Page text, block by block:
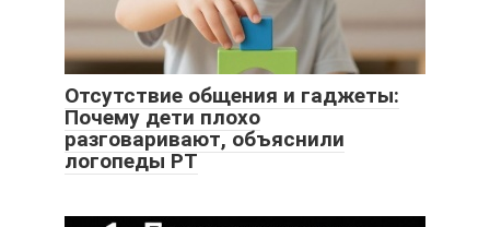
Отсутствие общения и гаджеты:
Почему дети плохо
разговаривают, объяснили
логопеды РТ